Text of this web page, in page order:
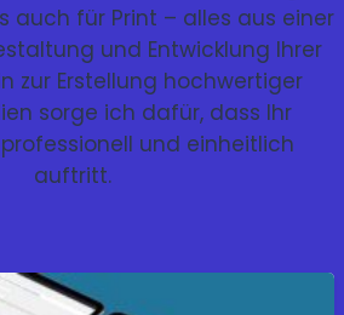
auch für Print – alles aus einer
und Entwicklung Ihrer
zur Erstellung hochwertiger
sorge ich dafür, dass Ihr
und einheitlich
auftritt.